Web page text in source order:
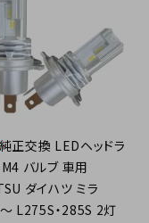
正交換 LEDヘッドラ
バルブ 車用
ダイハツ ミラ
L275S・285S 2灯